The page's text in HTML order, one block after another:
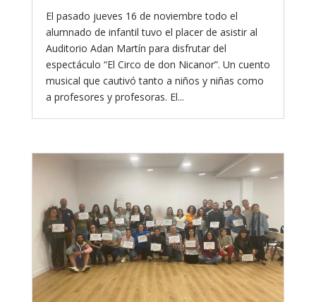
El pasado jueves 16 de noviembre todo el
alumnado de infantil tuvo el placer de asistir al
Auditorio Adan Martín para disfrutar del
espectáculo “El Circo de don Nicanor”. Un cuento
musical que cautivó tanto a niños y niñas como
a profesores y profesoras. El...